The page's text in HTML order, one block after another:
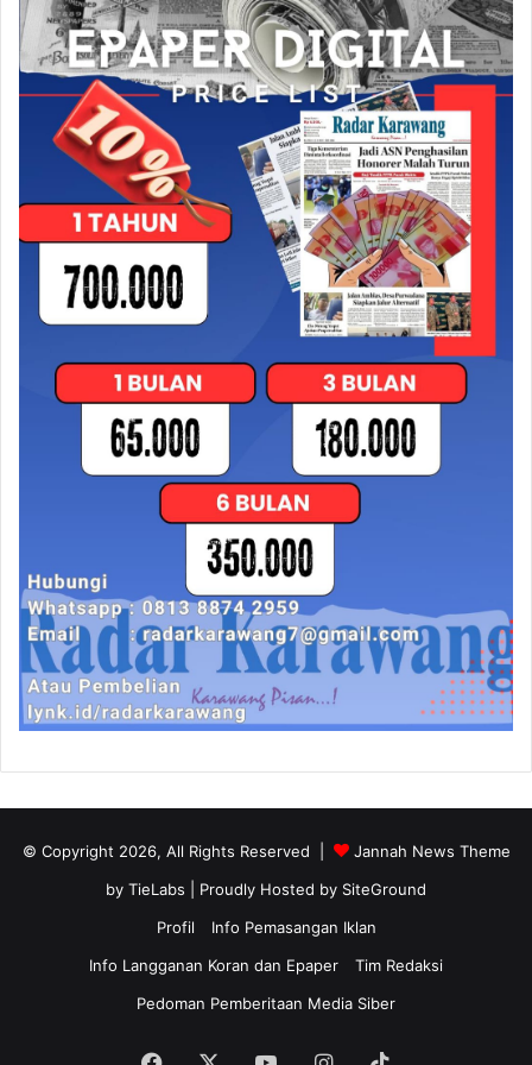
© Copyright 2026, All Rights Reserved |
Jannah News Theme
by TieLabs | Proudly Hosted by SiteGround
Profil
Info Pemasangan Iklan
Info Langganan Koran dan Epaper
Tim Redaksi
Pedoman Pemberitaan Media Siber